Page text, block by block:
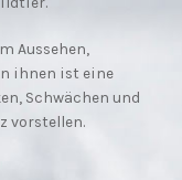
Aussehen,
ihnen ist eine
Schwächen und
vorstellen.